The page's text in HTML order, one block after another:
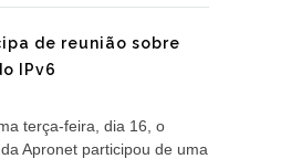
de reunião sobre
IPv6
terça-feira, dia 16, o
Apronet participou de uma